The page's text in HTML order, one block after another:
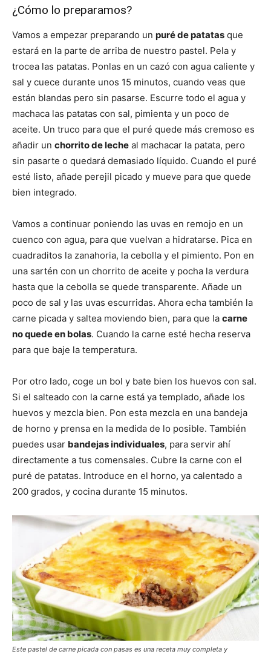
¿Cómo lo preparamos?
Vamos a empezar preparando un puré de patatas que
estará en la parte de arriba de nuestro pastel. Pela y
trocea las patatas. Ponlas en un cazó con agua caliente y
sal y cuece durante unos 15 minutos, cuando veas que
están blandas pero sin pasarse. Escurre todo el agua y
machaca las patatas con sal, pimienta y un poco de
aceite. Un truco para que el puré quede más cremoso es
añadir un chorrito de leche al machacar la patata, pero
sin pasarte o quedará demasiado líquido. Cuando el puré
esté listo, añade perejil picado y mueve para que quede
bien integrado.
Vamos a continuar poniendo las uvas en remojo en un
cuenco con agua, para que vuelvan a hidratarse. Pica en
cuadraditos la zanahoria, la cebolla y el pimiento. Pon en
una sartén con un chorrito de aceite y pocha la verdura
hasta que la cebolla se quede transparente. Añade un
poco de sal y las uvas escurridas. Ahora echa también la
carne picada y saltea moviendo bien, para que la carne
no quede en bolas. Cuando la carne esté hecha reserva
para que baje la temperatura.
Por otro lado, coge un bol y bate bien los huevos con sal.
Si el salteado con la carne está ya templado, añade los
huevos y mezcla bien. Pon esta mezcla en una bandeja
de horno y prensa en la medida de lo posible. También
puedes usar bandejas individuales, para servir ahí
directamente a tus comensales. Cubre la carne con el
puré de patatas. Introduce en el horno, ya calentado a
200 grados, y cocina durante 15 minutos.
Este pastel de carne picada con pasas es una receta muy completa y